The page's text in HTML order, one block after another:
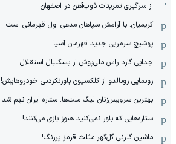
از سرگیری تمرینات ذوب‌آهن در اصفهان
کریمیان: با آرامش سپاهان مدعی اول قهرمانی است
پوشیچ سرمربی جدید قهرمان آسیا
جدایی گارد راس ملی‌پوش از بسکتبال استقلال
رونمایی رونالدو از کلکسیون باورنکردنی خودروهایش!
بهترین سرویس‌زنان لیگ ملت‌ها: ستاره ایران نهم شد
ستاره‌هایی که باور نمی‌کنید هنوز بازی می‌کنند!
ماشین گلزنی گل‌گهر مثلث قرمز پررنگ!